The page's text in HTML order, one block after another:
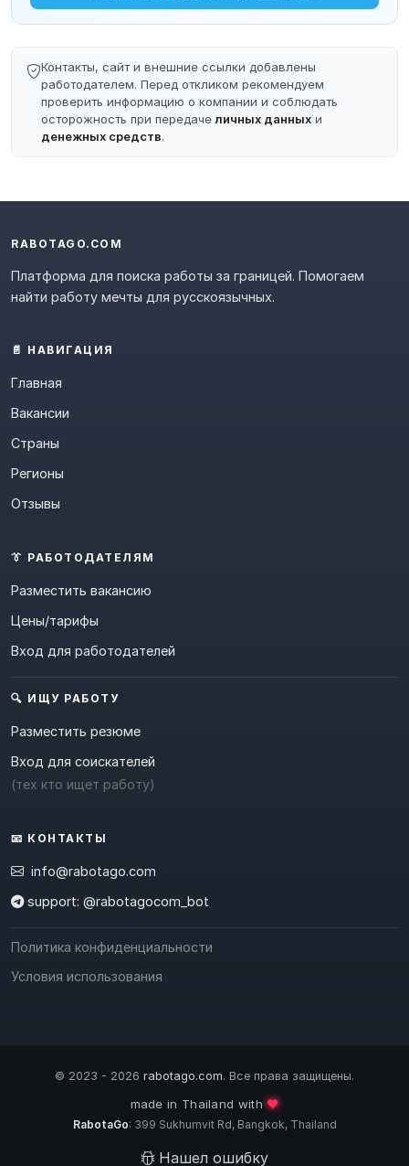
Контакты, сайт и внешние ссылки добавлены
работодателем. Перед откликом рекомендуем
проверить информацию о компании и соблюдать
осторожность при передачеличных данных и
денежных средств.
RABOTAGO.COM
Платформа для поиска работы за границей. Помогаем
найти работу мечты для русскоязычных.
📄 НАВИГАЦИЯ
Главная
Вакансии
Страны
Регионы
Отзывы
👔 РАБОТОДАТЕЛЯМ
Разместить вакансию
Цены/тарифы
Вход для работодателей
🔍 ИЩУ РАБОТУ
Разместить резюме
Вход для соискателей
(тех кто ищет работу)
📧 КОНТАКТЫ
info@rabotago.com
support: @rabotagocom_bot
Политика конфиденциальности
Условия использования
© 2023 - 2026 rabotago.com. Все права защищены.
made in Thailand with❤️
RabotaGo: 399 Sukhumvit Rd, Bangkok, Thailand
Нашел ошибку